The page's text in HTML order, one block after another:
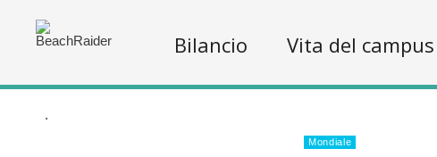
Bilancio Vita del campus
.
Mondiale